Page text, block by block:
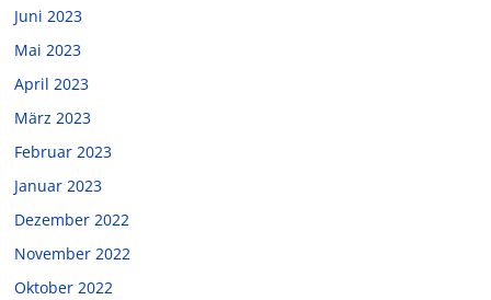
Juni 2023
Mai 2023
April 2023
März 2023
Februar 2023
Januar 2023
Dezember 2022
November 2022
Oktober 2022